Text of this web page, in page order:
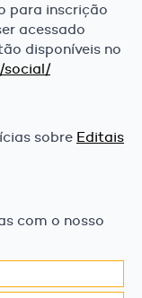
para inscrição
acessado
disponíveis no
social/
sobre Editais
com o nosso